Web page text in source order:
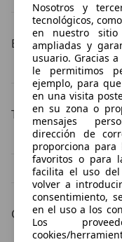
Estado del vehículo
Tipos de
Color de la
Nosotros y
tecnológicos,
en nuestro sitio
ampliadas y
usuario. Gracias
le permitimos
ejemplo, para
en una visita
en su zona o
mensajes
dirección de
proporciona para
favoritos o para
facilita el uso
volver a
consentimiento,
en el uso a los
Los
cookies/